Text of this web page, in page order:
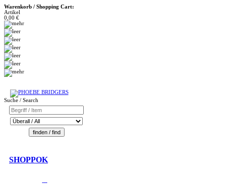
Warenkorb / Shopping Cart:
Artikel
0,00 €
Suche / Search
SHOPPOK